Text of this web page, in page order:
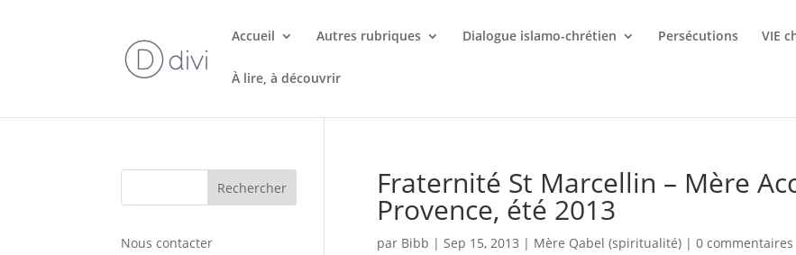
Accueil Autres rubriques Dialogue islamo-chrétien Persécutions VIE
À lire, à découvrir
Fraternité St Marcellin – Mère
Provence, été 2013
par Bibb | Sep 15, 2013 | Mère Qabel (spiritualité)| 0 commentaires
Nous contacter